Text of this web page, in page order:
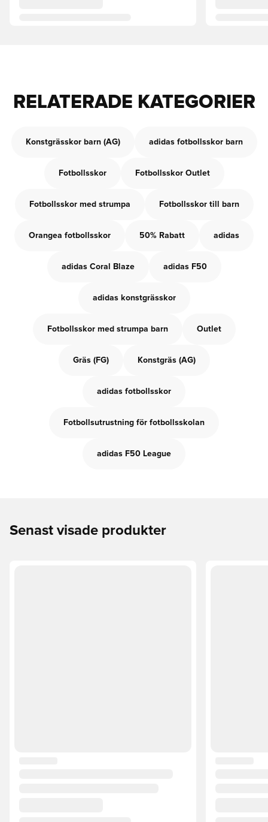
RELATERADE KATEGORIER
Konstgrässkor barn (AG) adidas fotbollsskor barn
Fotbollsskor Fotbollsskor Outlet
Fotbollsskor med strumpa Fotbollsskor till barn
Orangea fotbollsskor 50% Rabatt adidas
adidas Coral Blaze adidas F50
adidas konstgrässkor
Fotbollsskor med strumpa barn Outlet
Gräs (FG) Konstgräs (AG)
adidas fotbollsskor
Fotbollsutrustning för fotbollsskolan
adidas F50 League
Senast visade produkter